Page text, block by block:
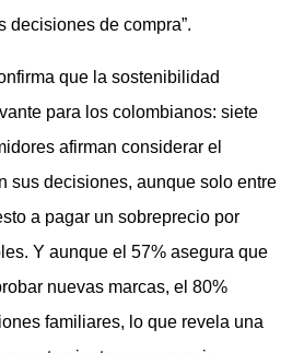
decisiones de compra”.
que la sostenibilidad
para los colombianos: siete
afirman considerar el
sus decisiones, aunque solo entre
a pagar un sobreprecio por
Y aunque el 57% asegura que
nuevas marcas, el 80%
familiares, lo que revela una